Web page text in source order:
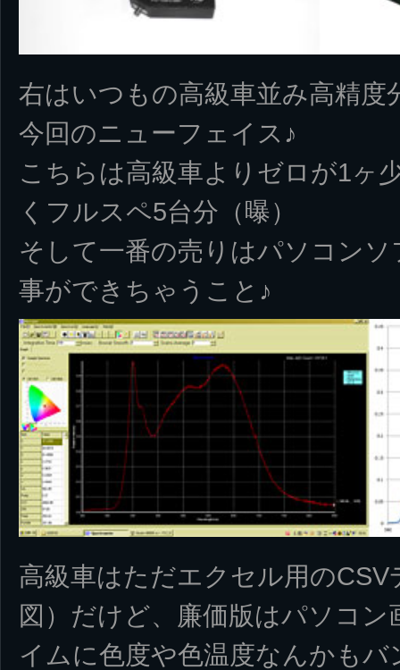
右はいつもの高級車並み高精度
今回のニューフェイス♪
こちらは高級車よりゼロが1ヶ
くフルスペ5台分（曝）
そして一番の売りはパソコン
事ができちゃうこと♪
高級車はただエクセル用の
図）だけど、廉価版はパソコ
イムに色度や色温度なんかも